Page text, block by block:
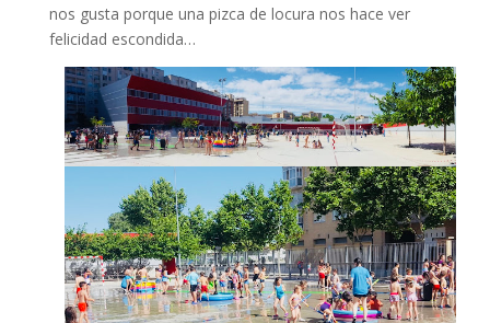
nos gusta porque una pizca de locura nos hace ver
felicidad escondida…